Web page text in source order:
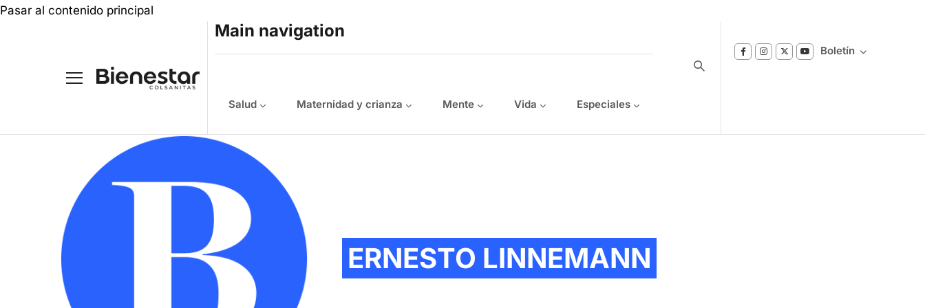
Pasar al contenido principal
Main navigation
Salud Maternidad y crianza Mente Vida Especiales
Boletín
ERNESTO LINNEMANN